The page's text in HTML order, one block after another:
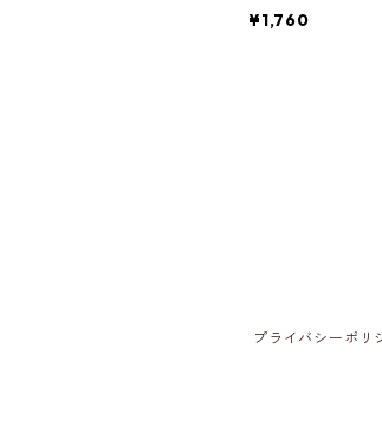
¥1,760
プライバシーポリ